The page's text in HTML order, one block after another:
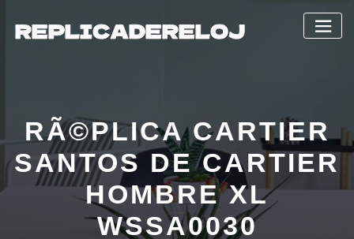
contenido
RÃ©PLICA CARTIER
SANTOS DE CARTIER
HOMBRE XL
WSSA0030